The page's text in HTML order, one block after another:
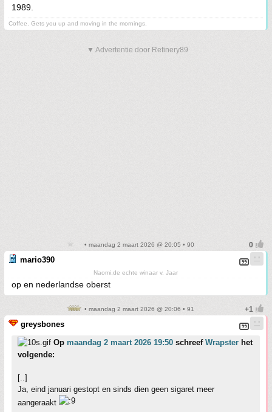
1989.
Coffee. Gets you up and moving in the mornings.
▼ Advertentie door Refinery89
• maandag 2 maart 2026 @ 20:05 • 90
mario390
Naomi,de echte winaar v. Jaar
op en nederlandse oberst
• maandag 2 maart 2026 @ 20:06 • 91
greysbones
Op maandag 2 maart 2026 19:50 schreef Wrapster het
volgende:
[..]
Ja, eind januari gestopt en sinds dien geen sigaret meer
aangeraakt